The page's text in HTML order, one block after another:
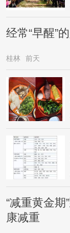
经常“早醒”
桂林 前天
“减重黄金
康减重